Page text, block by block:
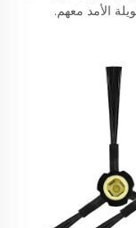
الأمد معهم.